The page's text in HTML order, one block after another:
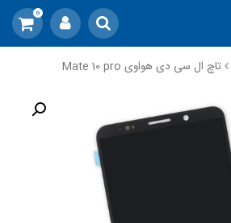
0
تاچ ال سی دی هواوی Mate 10 pro